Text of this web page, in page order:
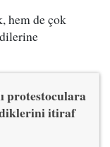
hem de çok
protestoculara
itiraf